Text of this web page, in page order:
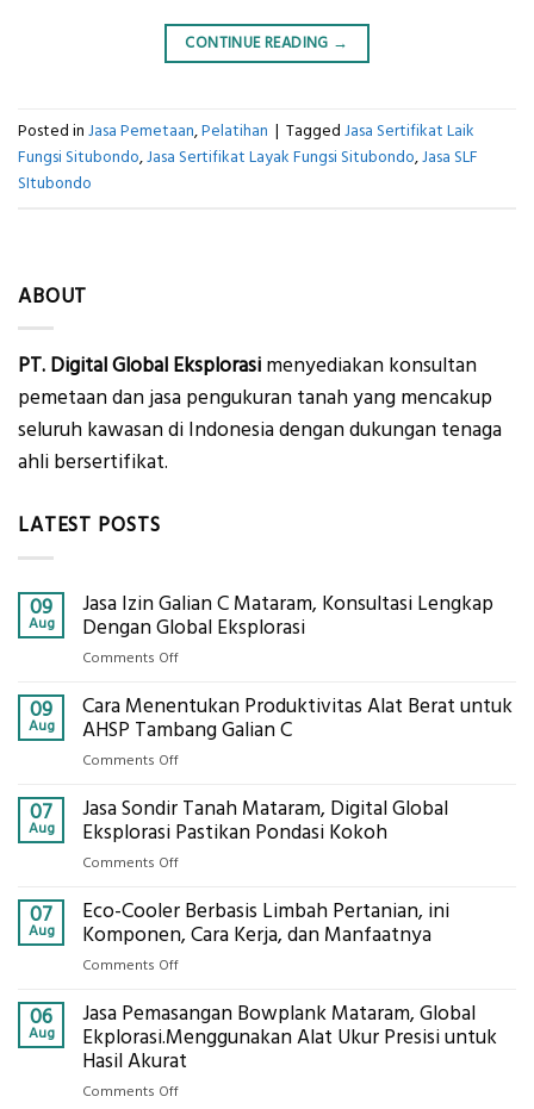
CONTINUE READING →
Posted in Jasa Pemetaan,Pelatihan | Tagged Jasa Sertifikat Laik
Fungsi Situbondo,Jasa Sertifikat Layak Fungsi Situbondo,Jasa SLF
SItubondo
ABOUT
PT. Digital Global Eksplorasi menyediakan konsultan
pemetaan dan jasa pengukuran tanah yang mencakup
seluruh kawasan di Indonesia dengan dukungan tenaga
ahli bersertifikat.
LATEST POSTS
09
Aug
Jasa Izin Galian C Mataram, Konsultasi Lengkap
Dengan Global Eksplorasi
Comments Offon
Izin
Galian
Lengkap
Dengan
Global
09
Aug
Cara Menentukan Produktivitas Alat Berat untuk
AHSP Tambang Galian C
Comments Offon
Menentukan
Produktivitas
AHSP
Tambang
Galian
07
Aug
Jasa Sondir Tanah Mataram, Digital Global
Eksplorasi Pastikan Pondasi Kokoh
Comments Offon
Sondir
Tanah
Eksplorasi
Pastikan
Pondasi
Kokoh
07
Aug
Eco-Cooler Berbasis Limbah Pertanian, ini
Komponen, Cara Kerja, dan Manfaatnya
Comments Offon
Cooler
Berbasis
Limbah
06
Aug
Jasa Pemasangan Bowplank Mataram, Global
Ekplorasi.Menggunakan Alat Ukur Presisi untuk
Hasil Akurat
Comments Offon